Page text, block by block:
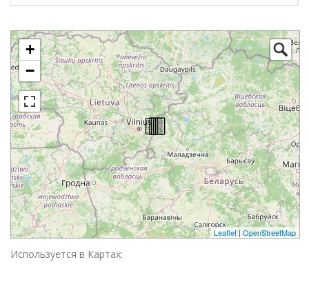
+
−
Leaflet | OpenStreetMap
Используется в Картах: